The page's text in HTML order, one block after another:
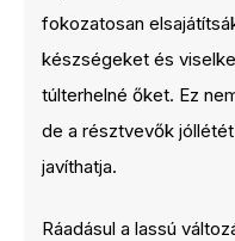
fokozatosan
készségeket és
túlterhelné őket. Ez
de a résztvevők
javíthatja.
Ráadásul a lassú